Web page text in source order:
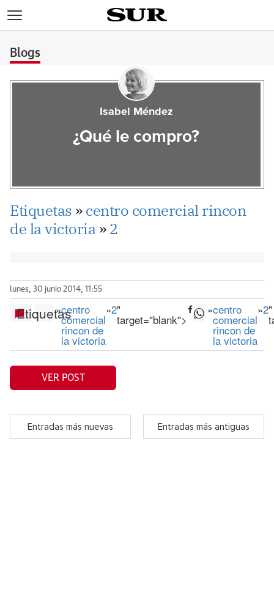
Blogs
Isabel Méndez
¿Qué le compro?
Etiquetas »centro comercial rincon
de la victoria »2
lunes, 30 junio 2014, 11:55
Etiquetas
»centro
comercial
rincon de
la victoria
»2"
target="blank">
»centro
comercial
rincon de
la victoria
»2"
VER POST
Entradas más nuevas Entradas más antiguas